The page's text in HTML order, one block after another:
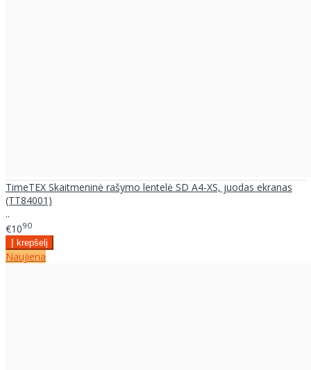
TimeTEX Skaitmeninė rašymo lentelė SD A4-XS, juodas ekranas
(TT84001)
..
€1090
Naujiena